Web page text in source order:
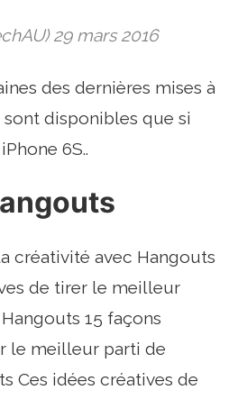
29 mars 2016
des dernières mises à
disponibles que si
6S..
créativité avec Hangouts
de tirer le meilleur
15 façons
le meilleur parti de
Ces idées créatives de